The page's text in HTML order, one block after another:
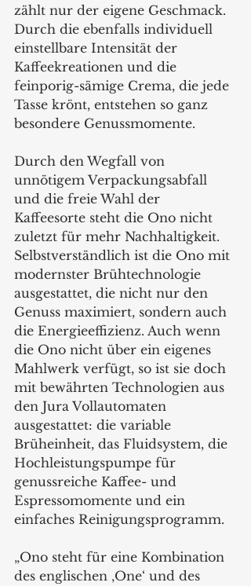
zählt nur der eigene Geschmack.
Durch die ebenfalls individuell
einstellbare Intensität der
Kaffeekreationen und die
feinporig-sämige Crema, die jede
Tasse krönt, entstehen so ganz
besondere Genussmomente.
Durch den Wegfall von
unnötigem Verpackungsabfall
und die freie Wahl der
Kaffeesorte steht die Ono nicht
zuletzt für mehr Nachhaltigkeit.
Selbstverständlich ist die Ono mit
modernster Brühtechnologie
ausgestattet, die nicht nur den
Genuss maximiert, sondern auch
die Energieeffizienz. Auch wenn
die Ono nicht über ein eigenes
Mahlwerk verfügt, so ist sie doch
mit bewährten Technologien aus
den Jura Vollautomaten
ausgestattet: die variable
Brüheinheit, das Fluidsystem, die
Hochleistungspumpe für
genussreiche Kaffee- und
Espressomomente und ein
einfaches Reinigungsprogramm.
„Ono steht für eine Kombination
des englischen ‚One‘ und des